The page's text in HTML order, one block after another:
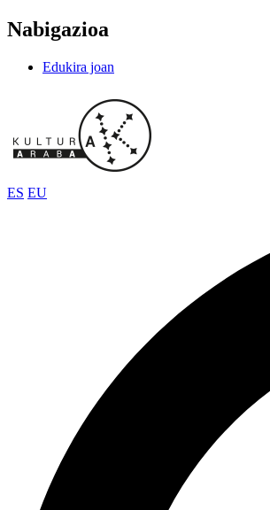
Nabigazioa
Edukira joan
ES EU